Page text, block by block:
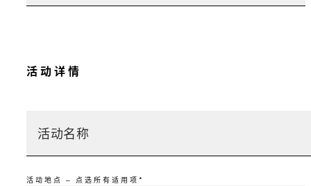
活动详情
活动地点 – 点选所有适用项*